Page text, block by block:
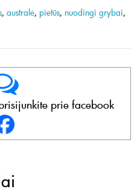
, australė, pietūs, nuodingi grybai,
prie facebook